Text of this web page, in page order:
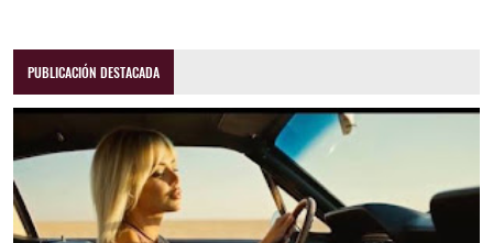
PUBLICACIÓN DESTACADA